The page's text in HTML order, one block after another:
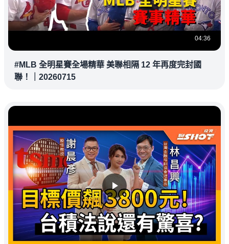
04:36
#MLB 全明星賽全場精華 美聯相隔 12 年再度完封國
聯！｜20260715